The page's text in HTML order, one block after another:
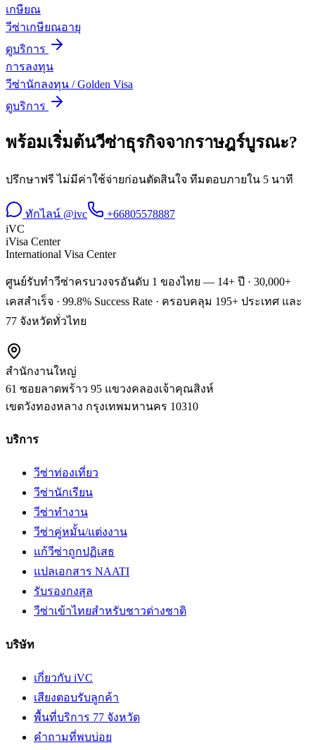
เกษียณ
วีซ่าเกษียณอายุ
ดูบริการ
การลงทุน
วีซ่านักลงทุน / Golden Visa
ดูบริการ
พร้อมเริ่มต้นวีซ่าธุรกิจจากราษฎร์บูรณะ?
ปรึกษาฟรี ไม่มีค่าใช้จ่ายก่อนตัดสินใจ ทีมตอบภายใน 5 นาที
ทักไลน์ @ivc
+66805578887
iVC
iVisa Center
International Visa Center
ศูนย์รับทำวีซ่าครบวงจรอันดับ 1 ของไทย — 14+ ปี · 30,000+
เคสสำเร็จ · 99.8% Success Rate · ครอบคลุม 195+ ประเทศ และ
77 จังหวัดทั่วไทย
สำนักงานใหญ่
61 ซอยลาดพร้าว 95 แขวงคลองเจ้าคุณสิงห์
เขตวังทองหลาง กรุงเทพมหานคร 10310
บริการ
วีซ่าท่องเที่ยว
วีซ่านักเรียน
วีซ่าทำงาน
วีซ่าคู่หมั้น/แต่งงาน
แก้วีซ่าถูกปฏิเสธ
แปลเอกสาร NAATI
รับรองกงสุล
วีซ่าเข้าไทยสำหรับชาวต่างชาติ
บริษัท
เกี่ยวกับ iVC
เสียงตอบรับลูกค้า
พื้นที่บริการ 77 จังหวัด
คำถามที่พบบ่อย